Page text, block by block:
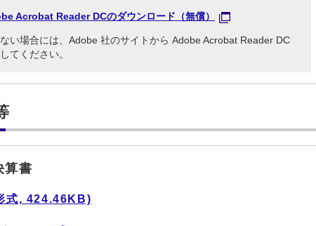
Acrobat Reader DCのダウンロード（無償）
い場合には、Adobe 社のサイトから Adobe Acrobat Reader DC
てください。
算書
式, 424.46KB)